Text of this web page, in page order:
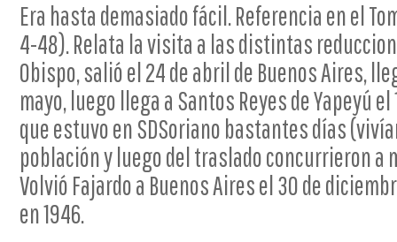
Era hasta demasiado fácil. Referencia en el
4-48). Relata la visita a las distintas
Obispo, salió el 24 de abril de Buenos Aires,
mayo, luego llega a Santos Reyes de Yapeyú
que estuvo en SDSoriano bastantes días
población y luego del traslado concurrieron a
Volvió Fajardo a Buenos Aires el 30 de
en 1946.